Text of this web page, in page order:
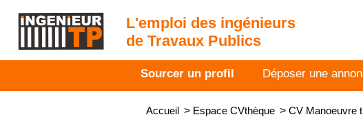
L'emploi des ingénieurs
de Travaux Publics
Sourcer un profil Déposer une
Accueil > Espace CVthèque > CV Manoeuvre